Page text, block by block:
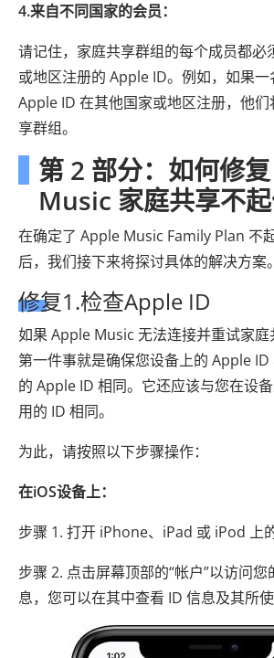
4.来自不同国家的会员：
请记住，家庭共享群组的每个成员都必
或地区注册的 Apple ID。例如，如果
Apple ID 在其他国家或地区注册，他
享群组。
第 2 部分：如何修
Music 家庭共享不
在确定了 Apple Music Family Plan 不
后，我们接下来将探讨具体的解决方案。
修复1.检查Apple ID
如果 Apple Music 无法连接并重试家庭
第一件事就是确保您设备上的 Apple
的 Apple ID 相同。它还应该与您在设
用的 ID 相同。
为此，请按照以下步骤操作：
在iOS设备上：
步骤 1. 打开 iPhone、iPad 或 iPod 上的
步骤 2. 点击屏幕顶部的“帐户”以访问
息，您可以在其中查看 ID 信息及其所使